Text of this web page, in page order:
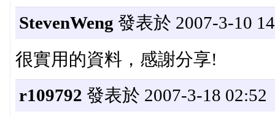
StevenWeng 發表於 2007-3-10
很實用的資料，感謝分享!
r109792 發表於 2007-3-18 02:52